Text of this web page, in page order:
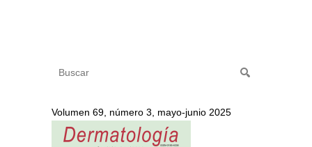
Volumen 69, número 3, mayo-junio 2025